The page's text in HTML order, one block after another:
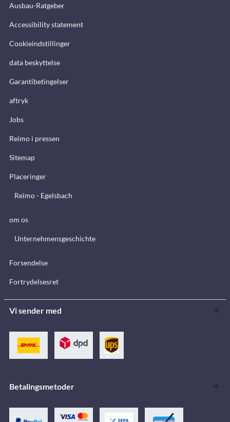
Ausbau-Ratgeber
Accessibility statement
Cookieindstillinger
data beskyttelse
Garantibetingelser
aftryk
Jobs
Reimo i pressen
Sitemap
Placeringer
Reimo - Egelsbach
om os
Unternehmensgeschichte
Forsendelse
Fortrydelsesret
Vi sender med
Betalingsmetoder